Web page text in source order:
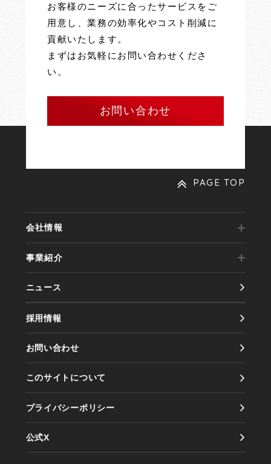
お客様のニーズに合ったサービスをご
用意し、業務の効率化やコスト削減に
貢献いたします。
まずはお気軽にお問い合わせくださ
い。
お問い合わせ
PAGE TOP
会社情報
代表メッセージ
会社概要
会社沿革
アクセス
情報セキュリティ方針
事業紹介
事業内容
実績紹介
製品紹介
ニュース
採用情報
お問い合わせ
このサイトについて
プライバシーポリシー
公式X